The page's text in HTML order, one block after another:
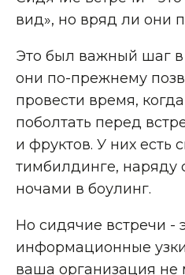
вид», но вряд ли они
Это был важный шаг
они по-прежнему
провести время,
поболтать перед
и фруктов. У них есть
тимбилдинге, наряду
ночами в боулинг.
Но сидячие встречи -
информационные
ваша организация не